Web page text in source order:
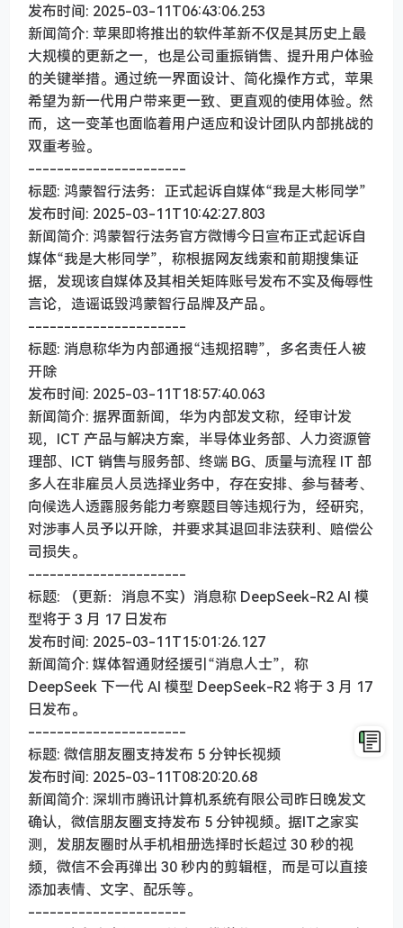
发布时间: 2025-03-11T06:43:06.253
新闻简介: 苹果即将推出的软件革新不仅是其历史上最
大规模的更新之一，也是公司重振销售、提升用户体验
的关键举措。通过统一界面设计、简化操作方式，苹果
希望为新一代用户带来更一致、更直观的使用体验。然
而，这一变革也面临着用户适应和设计团队内部挑战的
双重考验。
----------------------
标题: 鸿蒙智行法务：正式起诉自媒体“我是大彬同学”
发布时间: 2025-03-11T10:42:27.803
新闻简介: 鸿蒙智行法务官方微博今日宣布正式起诉自
媒体“我是大彬同学”，称根据网友线索和前期搜集证
据，发现该自媒体及其相关矩阵账号发布不实及侮辱性
言论，造谣诋毁鸿蒙智行品牌及产品。
----------------------
标题: 消息称华为内部通报“违规招聘”，多名责任人被
开除
发布时间: 2025-03-11T18:57:40.063
新闻简介: 据界面新闻，华为内部发文称，经审计发
现，ICT 产品与解决方案，半导体业务部、人力资源管
理部、ICT 销售与服务部、终端 BG、质量与流程 IT 部
多人在非雇员人员选择业务中，存在安排、参与替考、
向候选人透露服务能力考察题目等违规行为，经研究，
对涉事人员予以开除，并要求其退回非法获利、赔偿公
司损失。
----------------------
标题: （更新：消息不实）消息称 DeepSeek-R2 AI 模
型将于 3 月 17 日发布
发布时间: 2025-03-11T15:01:26.127
新闻简介: 媒体智通财经援引“消息人士”，称
DeepSeek 下一代 AI 模型 DeepSeek-R2 将于 3 月 17
日发布。
----------------------
标题: 微信朋友圈支持发布 5 分钟长视频
发布时间: 2025-03-11T08:20:20.68
新闻简介: 深圳市腾讯计算机系统有限公司昨日晚发文
确认，微信朋友圈支持发布 5 分钟视频。据IT之家实
测，发朋友圈时从手机相册选择时长超过 30 秒的视
频，微信不会再弹出 30 秒内的剪辑框，而是可以直接
添加表情、文字、配乐等。
----------------------